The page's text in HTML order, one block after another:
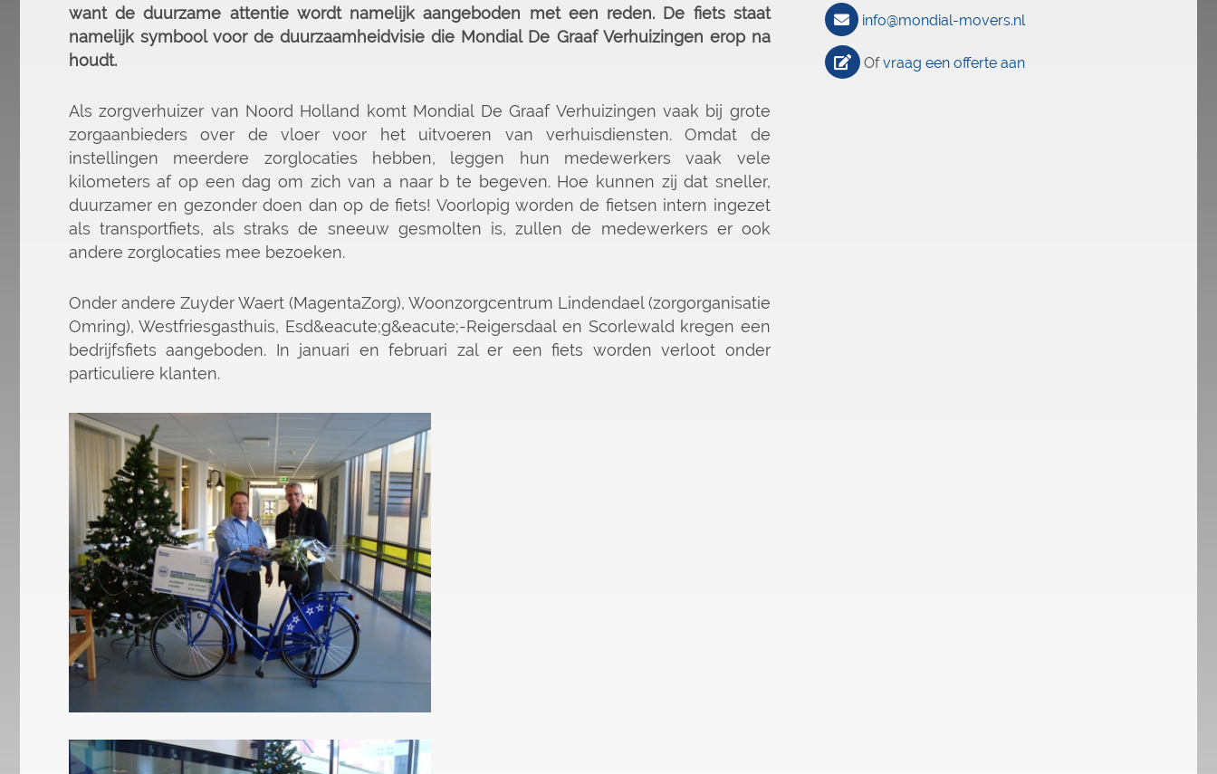
want de duurzame attentie wordt namelijk aangeboden met een reden. De fiets staat
namelijk symbool voor de duurzaamheidvisie die Mondial De Graaf Verhuizingen erop na
houdt.
Als zorgverhuizer van Noord Holland komt Mondial De Graaf Verhuizingen vaak bij grote
zorgaanbieders over de vloer voor het uitvoeren van verhuisdiensten. Omdat de
instellingen meerdere zorglocaties hebben, leggen hun medewerkers vaak vele
kilometers af op een dag om zich van a naar b te begeven. Hoe kunnen zij dat sneller,
duurzamer en gezonder doen dan op de fiets! Voorlopig worden de fietsen intern ingezet
als transportfiets, als straks de sneeuw gesmolten is, zullen de medewerkers er ook
andere zorglocaties mee bezoeken.
Onder andere Zuyder Waert (MagentaZorg), Woonzorgcentrum Lindendael (zorgorganisatie
Omring), Westfriesgasthuis, Esd&eacute;g&eacute;-Reigersdaal en Scorlewald kregen een
bedrijfsfiets aangeboden. In januari en februari zal er een fiets worden verloot onder
particuliere klanten.
info@mondial-movers.nl
Ofvraag een offerte aan